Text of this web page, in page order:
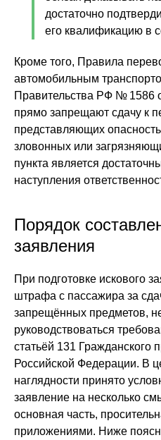
достаточно
его квалификацию в
Кроме того, Правила
автомобильным
Правительства РФ № 1586
прямо запрещают сдачу к
представляющих
зловонных или
пункта является
наступления
Порядок
заявления
При подготовке искового
штрафа с пассажира за
запрещённых предметов,
руководствоваться
статьёй 131 Гражданского
Российской Федерации. В
наглядности принято
заявление на несколько
основная часть,
приложениями. Ниже